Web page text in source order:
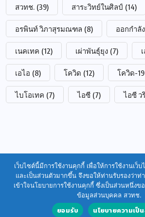
สวทช. (39) สาระวิทย์ในศิลป์ (14)
อรพินท์ วิภาสุรมณฑล (8) ออกกำลั
เนคเทค (12) เผ่าพันธุ์ยุง (7)
เอไอ (8) โควิด (12) โควิด-19
ไบโอเทค (7) ไอซี (7) ไอซี ว
เว็บไซต์นี้มีการใช้งานคุกกี้ เพื่อให้การใช้งานเว็
และเป็นส่วนตัวมากขึ้น จึงขอให้ท่านรับรองว่าท่
เข้าใจนโยบายการใช้งานคุกกี้ ซึ่งเป็นส่วนหนึ่งข
ข้อมูลส่วนบุคคล สวทช.
ยอมรับ นโยบายความเป็